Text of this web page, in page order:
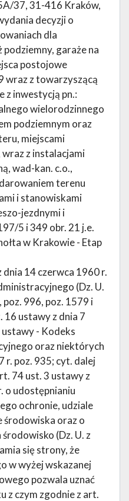
37, 31-416 Kraków,
decyzji o
dla
podziemny, garaże na
postojowe
wraz z towarzyszącą
z inwestycją pn.:
wielorodzinnego
podziemnym oraz
miejscami
z instalacjami
wad-kan. c.o.,
terenu
i stanowiskami
jezdnymi i
5 i 349 obr. 21 j.e.
w Krakowie - Etap
14 czerwca 1960 r.
(Dz. U.
poz. 996, poz. 1579 i
16 ustawy z dnia 7
- Kodeks
oraz niektórych
r. poz. 935; cyt. dalej
74 ust. 3 ustawy z
o udostępnianiu
ochronie, udziale
środowiska oraz o
(Dz. U. z
się strony, że
w wyżej wskazanej
pozwala uznać
z czym zgodnie z art.